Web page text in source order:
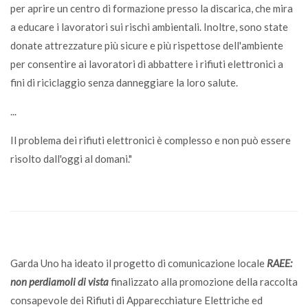
per aprire un centro di formazione presso la discarica, che mira
a educare i lavoratori sui rischi ambientali. Inoltre, sono state
donate attrezzature più sicure e più rispettose dell'ambiente
per consentire ai lavoratori di abbattere i rifiuti elettronici a
fini di riciclaggio senza danneggiare la loro salute.
...
Il problema dei rifiuti elettronici è complesso e non può essere
risolto dall'oggi al domani."
Garda Uno ha ideato il progetto di comunicazione locale RAEE:
non perdiamoli di vistafinalizzato alla promozione della raccolta
consapevole dei Rifiuti di Apparecchiature Elettriche ed